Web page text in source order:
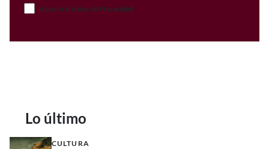
Acepto el Aviso de Privacidad
Lo último
CULTURA